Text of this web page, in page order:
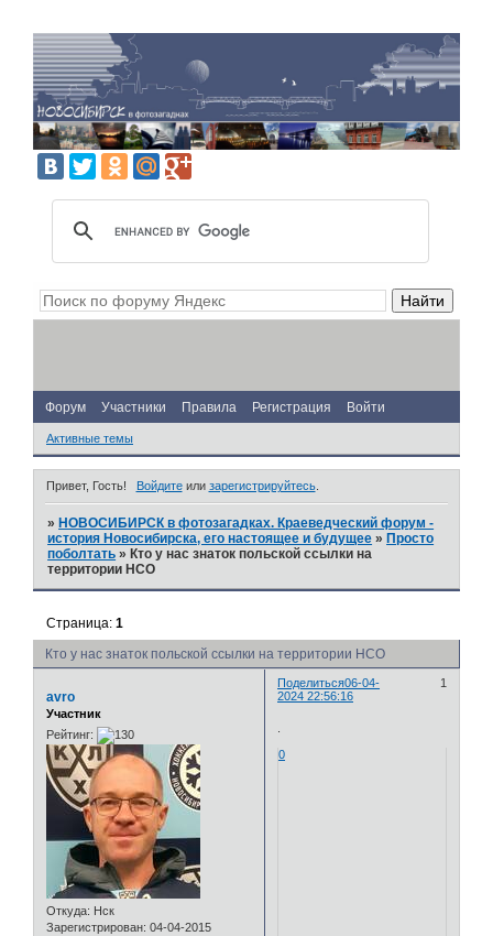
Форум Участники Правила Регистрация Войти
Активные темы
Привет, Гость! Войдитеили зарегистрируйтесь.
» НОВОСИБИРСК в фотозагадках. Краеведческий форум -
история Новосибирска, его настоящее и будущее » Просто
поболтать » Кто у нас знаток польской ссылки на
территории НСО
Кто у нас знаток польской ссылки на территории НСО
Страница:1
Поделиться 1
06-04-
2024 22:56:16
avro
Участник
Рейтинг:
Откуда: Нск
Зарегистрирован: 04-04-2015
0